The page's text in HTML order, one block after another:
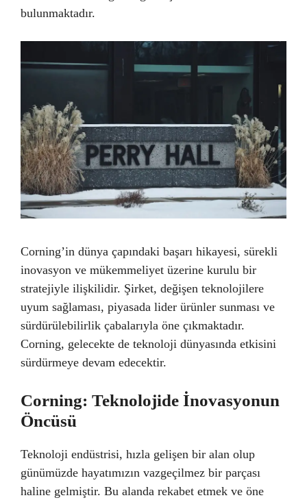
bulunmaktadır.
Corning’in dünya çapındaki başarı hikayesi, sürekli
inovasyon ve mükemmeliyet üzerine kurulu bir
stratejiyle ilişkilidir. Şirket, değişen teknolojilere
uyum sağlaması, piyasada lider ürünler sunması ve
sürdürülebilirlik çabalarıyla öne çıkmaktadır.
Corning, gelecekte de teknoloji dünyasında etkisini
sürdürmeye devam edecektir.
Corning: Teknolojide İnovasyonun
Öncüsü
Teknoloji endüstrisi, hızla gelişen bir alan olup
günümüzde hayatımızın vazgeçilmez bir parçası
haline gelmiştir. Bu alanda rekabet etmek ve öne